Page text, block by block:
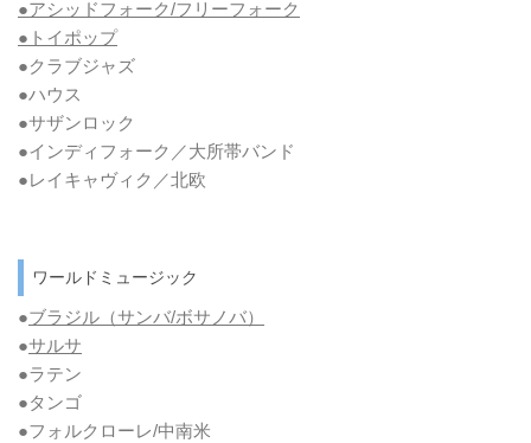
●アシッドフォーク/フリーフォーク
●トイポップ
●クラブジャズ
●ハウス
●サザンロック
●インディフォーク／大所帯バンド
●レイキャヴィク／北欧
ワールドミュージック
●ブラジル（サンバ/ボサノバ）
●サルサ
●ラテン
●タンゴ
●フォルクローレ/中南米